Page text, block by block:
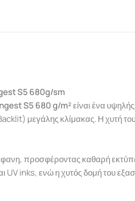
S5 680g/sm
S5 680 g/m²είναι ένα
μεγάλης κλίμακας. Η χυτή
προσφέροντας καθαρή
inks, ενώ η χυτός δομή του